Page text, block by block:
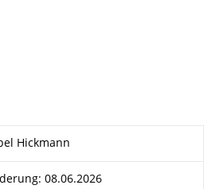
Hickmann
08.06.2026